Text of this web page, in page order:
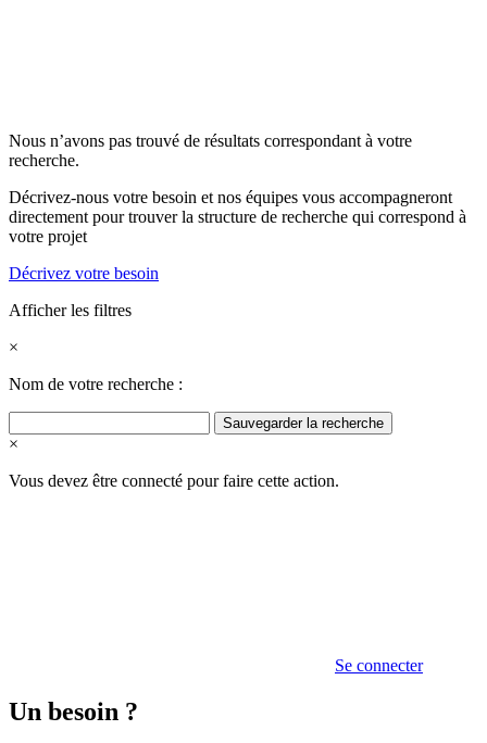
Nous n’avons pas trouvé de résultats correspondant à votre
recherche.
Décrivez-nous votre besoin et nos équipes vous accompagneront
directement pour trouver la structure de recherche qui correspond à
votre projet
Décrivez votre besoin
Afficher les filtres
×
Nom de votre recherche :
Sauvegarder la recherche
×
Vous devez être connecté pour faire cette action.
Se connecter
Un besoin ?